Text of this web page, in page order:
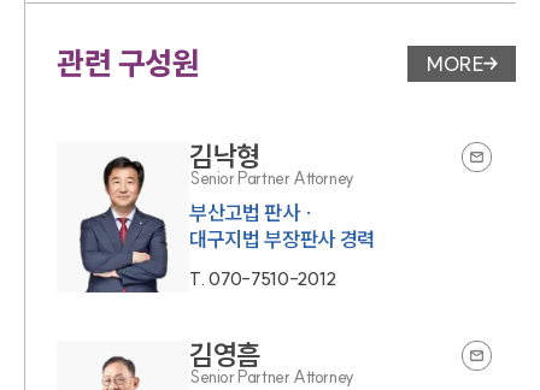
관련 구성원 변호사 페
MORE
김낙형
Senior Partner Attorney
부산고법 판사 ·
대구지법 부장판사 경력
T.070-7510-2012
김영흠
Senior Partner Attorney